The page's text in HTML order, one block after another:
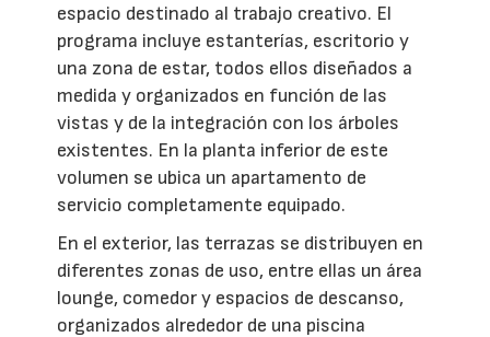
espacio destinado al trabajo creativo. El
programa incluye estanterías, escritorio y
una zona de estar, todos ellos diseñados a
medida y organizados en función de las
vistas y de la integración con los árboles
existentes. En la planta inferior de este
volumen se ubica un apartamento de
servicio completamente equipado.
En el exterior, las terrazas se distribuyen en
diferentes zonas de uso, entre ellas un área
lounge, comedor y espacios de descanso,
organizados alrededor de una piscina